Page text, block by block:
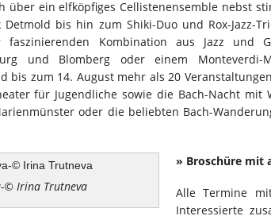
über ein elfköpfiges Cellistenensemble nebst
bis hin zum Shiki-Duo und Rox-Jazz-
Kombination aus Jazz und
und Blomberg oder einem Monteverdi-
bis zum 14. August mehr als 20
für Jugendliche sowie die Bach-Nacht mit
oder die beliebten Bach-
© Irina Trutneva
» Broschüre mit
Alle Termine
Interessierte